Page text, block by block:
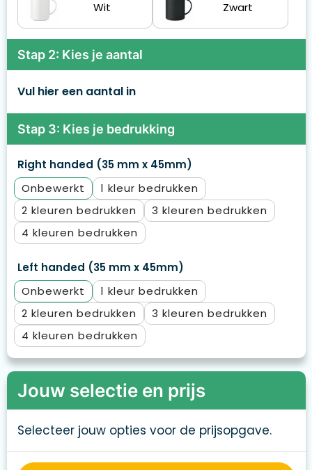
Wit Zwart
Stap 2: Kies je aantal
Vul hier een aantal in
Stap 3: Kies je bedrukking
Right handed (35 mm x 45mm)
Onbewerkt
1
2
3
4
Left handed (35 mm x 45mm)
Onbewerkt
1
2
3
4
Jouw selectie en prijs
Selecteer jouw opties voor de prijsopgave.